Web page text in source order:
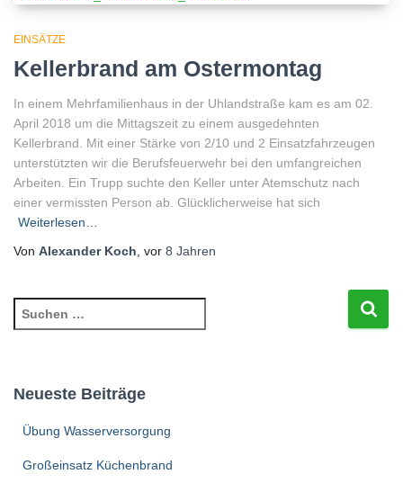
EINSÄTZE
Kellerbrand am Ostermontag
In einem Mehrfamilienhaus in der Uhlandstraße kam es am 02.
April 2018 um die Mittagszeit zu einem ausgedehnten
Kellerbrand. Mit einer Stärke von 2/10 und 2 Einsatzfahrzeugen
unterstützten wir die Berufsfeuerwehr bei den umfangreichen
Arbeiten. Ein Trupp suchte den Keller unter Atemschutz nach
einer vermissten Person ab. Glücklicherweise hat sich
Weiterlesen…
Von Alexander Koch, vor 8 Jahren
u
eNeueste Beiträge
Übung Wasserversorgung
Großeinsatz Küchenbrand